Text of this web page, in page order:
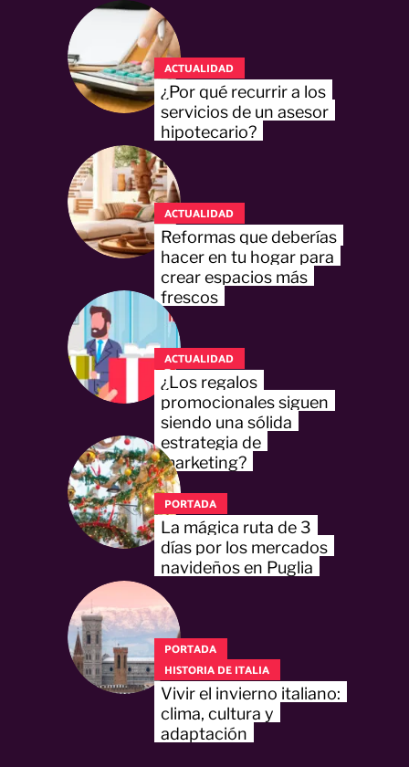
ACTUALIDAD
¿Por qué recurrir a los
servicios de un asesor
hipotecario?
ACTUALIDAD
Reformas que deberías
hacer en tu hogar para
crear espacios más
frescos
ACTUALIDAD
¿Los regalos
promocionales siguen
siendo una sólida
estrategia de
marketing?
PORTADA
La mágica ruta de 3
días por los mercados
navideños en Puglia
PORTADA
HISTORIA DE ITALIA
Vivir el invierno italiano:
clima, cultura y
adaptación